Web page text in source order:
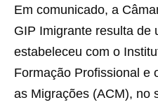
Em comunicado, a
GIP Imigrante resulta de
estabeleceu com o
Formação Profissional e
as Migrações (ACM), no